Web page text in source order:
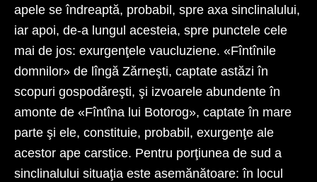
apele se îndreaptă, probabil, spre axa sinclinalului,
iar apoi, de-a lungul acesteia, spre punctele cele
mai de jos: exurgenţele vaucluziene. «Fîntînile
domnilor» de lîngă Zărneşti, captate astăzi în
scopuri gospodăreşti, şi izvoarele abundente în
amonte de «Fîntîna lui Botorog», captate în mare
parte şi ele, constituie, probabil, exurgenţe ale
acestor ape carstice. Pentru porţiunea de sud a
sinclinalului situaţia este asemănătoare: în locul